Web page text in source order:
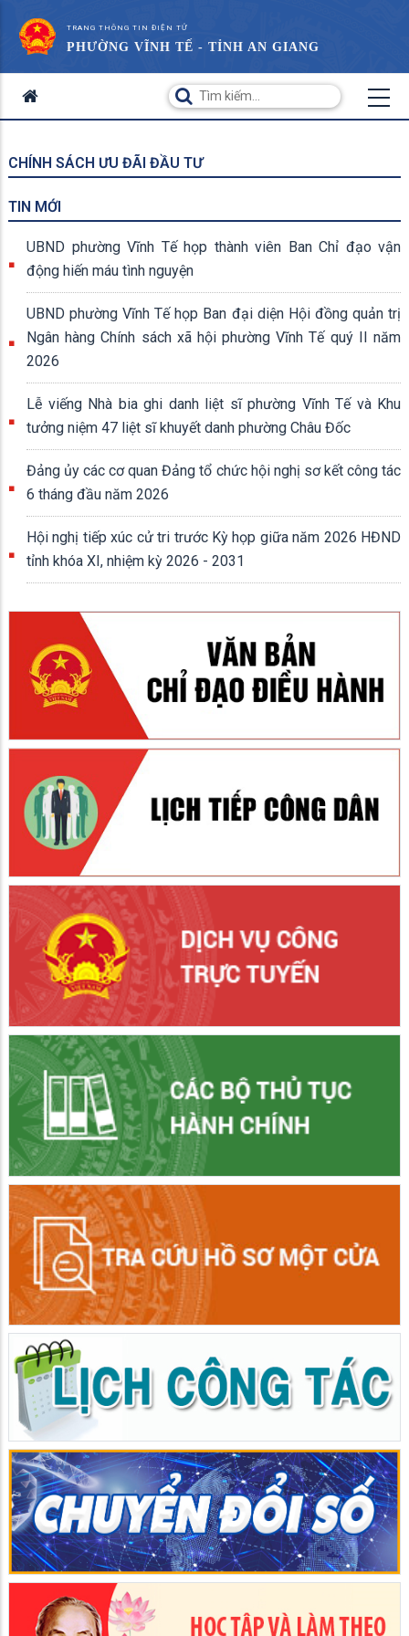
TRANG THÔNG TIN ĐIỆN TỬ
PHƯỜNG VĨNH TẾ - TỈNH AN GIANG
CHÍNH SÁCH ƯU ĐÃI ĐẦU TƯ
TIN MỚI
UBND phường Vĩnh Tế họp thành viên Ban Chỉ đạo vận
động hiến máu tình nguyện
UBND phường Vĩnh Tế họp Ban đại diện Hội đồng quản trị
Ngân hàng Chính sách xã hội phường Vĩnh Tế quý II năm
2026
Lễ viếng Nhà bia ghi danh liệt sĩ phường Vĩnh Tế và Khu
tưởng niệm 47 liệt sĩ khuyết danh phường Châu Đốc
Đảng ủy các cơ quan Đảng tổ chức hội nghị sơ kết công tác
6 tháng đầu năm 2026
Hội nghị tiếp xúc cử tri trước Kỳ họp giữa năm 2026 HĐND
tỉnh khóa XI, nhiệm kỳ 2026 - 2031